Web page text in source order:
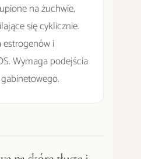
na żuchwie,
się cyklicznie.
estrogenów i
Wymaga podejścia